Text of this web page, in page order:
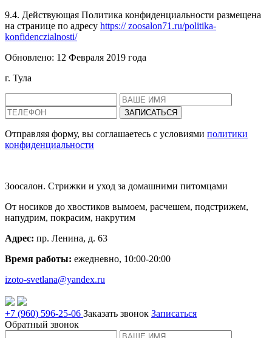
9.4. Действующая Политика конфиденциальности размещена
на странице по адресу https:// zoosalon71.ru/politika-
konfidenczialnosti/
Обновлено: 12 Февраля 2019 года
г. Тула
Отправляя форму, вы соглашаетесь с условиями политики
конфиденциальности
Зоосалон. Стрижки и уход за домашними питомцами
От носиков до хвостиков вымоем, расчешем, подстрижем,
напудрим, покрасим, накрутим
Адрес: пр. Ленина, д. 63
Время работы: ежедневно, 10:00-20:00
izoto-svetlana@yandex.ru
+7 (960) 596-25-06 Заказать звонок Записаться
Обратный звонок